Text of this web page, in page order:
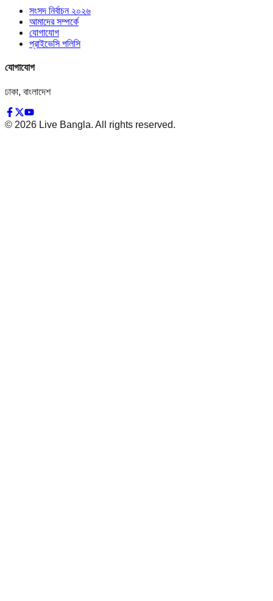
সংসদ নির্বাচন ২০২৬
আমাদের সম্পর্কে
যোগাযোগ
প্রাইভেসি পলিসি
যোগাযোগ
ঢাকা, বাংলাদেশ
© 2026 Live Bangla. All rights reserved.